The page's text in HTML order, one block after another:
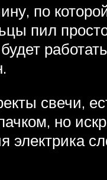
по
пил
свечи,
но
электрика